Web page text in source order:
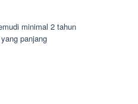
minimal 2 tahun
panjang